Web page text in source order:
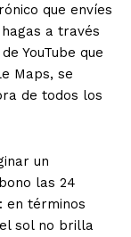
que envíes
a través
YouTube que
Maps, se
de todos los
un
las 24
en términos
sol no brilla